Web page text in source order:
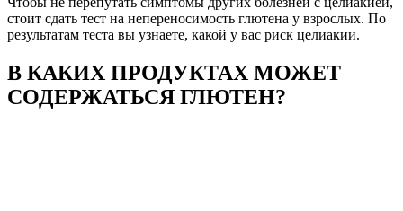
стоит сдать тест на непереносимость глютена у взрослых. По
результатам теста вы узнаете, какой у вас риск целиакии.
В КАКИХ ПРОДУКТАХ МОЖЕТ
СОДЕРЖАТЬСЯ ГЛЮТЕН?